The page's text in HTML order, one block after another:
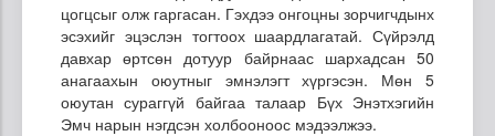
цогцсыг олж гаргасан. Гэхдээ онгоцны зорчигчдынх
эсэхийг эцэслэн тогтоох шаардлагатай. Сүйрэлд
давхар өртсөн дотуур байрнаас шархадсан 50
анагаахын оюутныг эмнэлэгт хүргэсэн. Мөн 5
оюутан сураггүй байгаа талаар Бүх Энэтхэгийн
Эмч нарын нэгдсэн холбооноос мэдээлжээ.